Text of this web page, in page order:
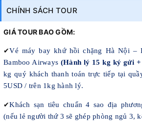
CHÍNH SÁCH TOUR
GIÁ TOUR BAO GỒM:
✔Vé máy bay khứ hồi chặng Hà Nội –
Bamboo Airways (Hành lý 15 kg ký gửi
kg quý khách thanh toán trực tiếp tại
5USD / trên 1kg hành lý.
✔Khách sạn tiêu chuẩn 4 sao địa
(nếu lẻ người thứ 3 sẽ ghép phòng ngủ 3,